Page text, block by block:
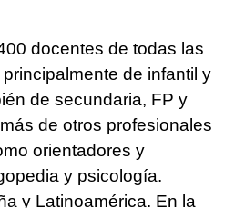
docentes de todas las
de infantil y
de secundaria, FP y
de otros profesionales
orientadores y
y psicología.
y Latinoamérica. En la